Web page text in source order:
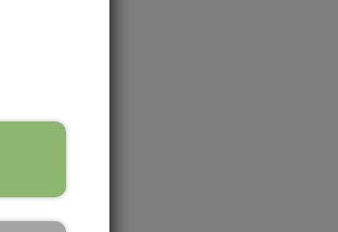
der fungerer på samme måde som